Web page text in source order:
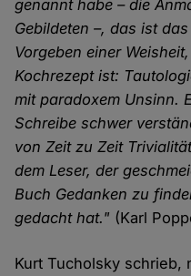
genannt habe – die
Gebildeten –, das ist
Vorgeben einer
Kochrezept ist:
mit paradoxem Unsinn.
Schreibe schwer
von Zeit zu Zeit
dem Leser, der
Buch Gedanken zu
gedacht hat." (Karl
Kurt Tucholsky schrieb,